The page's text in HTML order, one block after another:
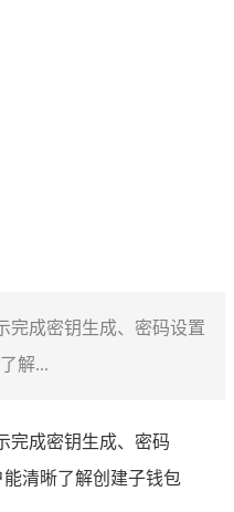
完成密钥生成、密码设置
解...
完成密钥生成、密码
清晰了解创建子钱包